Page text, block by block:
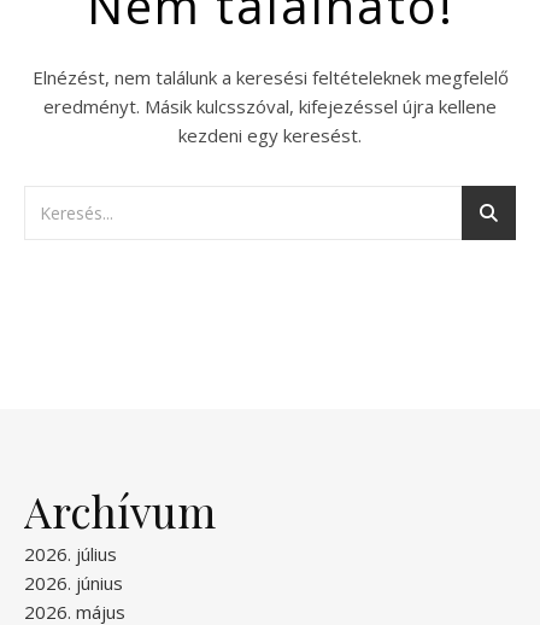
Elnézést, nem találunk a keresési feltételeknek megfelelő
eredményt. Másik kulcsszóval, kifejezéssel újra kellene
kezdeni egy keresést.
Archívum
2026. július
2026. június
2026. május